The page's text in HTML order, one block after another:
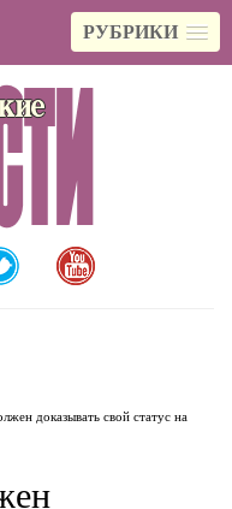
РУБРИКИ
доказывать свой статус на